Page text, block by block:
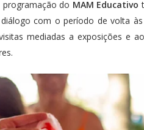
do MAM Educativo
com o período de volta
mediadas a exposições e